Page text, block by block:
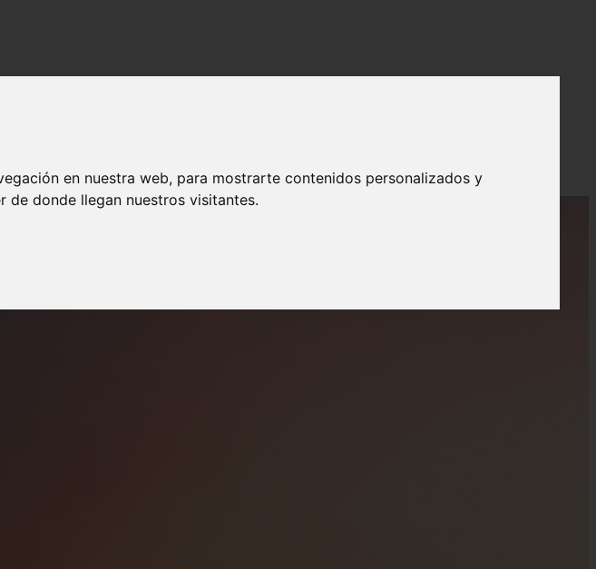
en nuestra web, para mostrarte contenidos personalizados y
de donde llegan nuestros visitantes.